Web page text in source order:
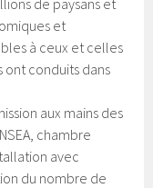
et
à ceux et celles
ont conduits dans
aux mains des
chambre
avec
du nombre de